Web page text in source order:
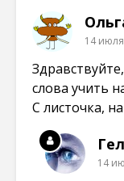
14
слова учить
С листочка,
14